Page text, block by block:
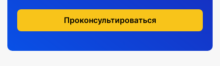
Проконсультироваться